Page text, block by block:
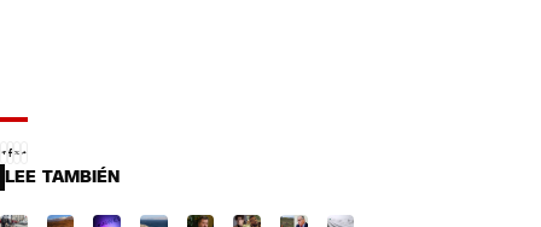
LEE TAMBIÉN